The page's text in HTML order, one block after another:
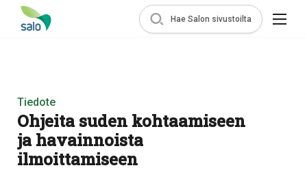
Hae Salon sivustoilta
Tiedote
Ohjeita suden kohtaamiseen
ja havainnoista
ilmoittamiseen